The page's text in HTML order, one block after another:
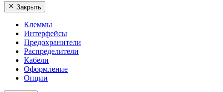
Закрыть
Клеммы
Интерфейсы
Предохранители
Распределители
Кабели
Оформление
Опции